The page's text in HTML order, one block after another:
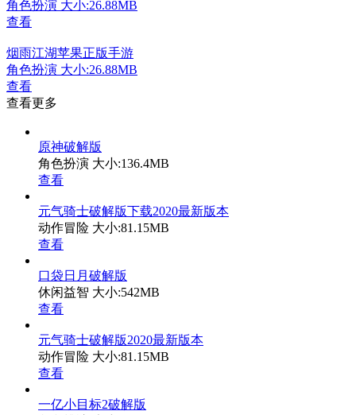
角色扮演 大小:26.88MB
查看
烟雨江湖苹果正版手游
角色扮演 大小:26.88MB
查看
查看更多
原神破解版
角色扮演 大小:136.4MB
查看
元气骑士破解版下载2020最新版本
动作冒险 大小:81.15MB
查看
口袋日月破解版
休闲益智 大小:542MB
查看
元气骑士破解版2020最新版本
动作冒险 大小:81.15MB
查看
一亿小目标2破解版